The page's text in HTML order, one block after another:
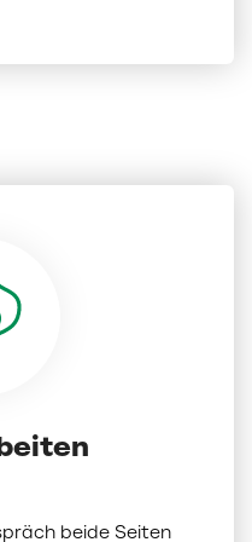
beide Seiten